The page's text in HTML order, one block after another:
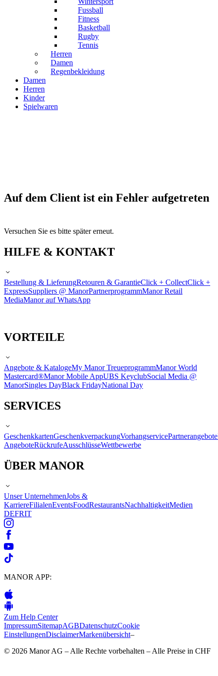
Fussball
Fitness
Basketball
Rugby
Tennis
Herren
Damen
Regenbekleidung
Damen
Herren
Kinder
Spielwaren
Auf dem Client ist ein Fehler aufgetreten
Versuchen Sie es bitte später erneut.
HILFE & KONTAKT
Bestellung & LieferungRetouren & GarantieClick + CollectClick +
ExpressSuppliers @ ManorPartnerprogrammManor Retail
MediaManor auf WhatsApp
VORTEILE
Angebote & KatalogeMy Manor TreueprogrammManor World
Mastercard®Manor Mobile AppUBS KeyclubSocial Media @
ManorSingles DayBlack FridayNational Day
SERVICES
GeschenkkartenGeschenkverpackungVorhangservicePartnerangebote
AngeboteRückrufeAusschlüsseWettbewerbe
ÜBER MANOR
Unser UnternehmenJobs &
KarriereFilialenEventsFoodRestaurantsNachhaltigkeitMedien
DEFRIT
MANOR APP:
Zum Help Center
ImpressumSitemapAGBDatenschutzCookie
EinstellungenDisclaimerMarkenübersicht–
© 2026 Manor AG – Alle Rechte vorbehalten – Alle Preise in CHF